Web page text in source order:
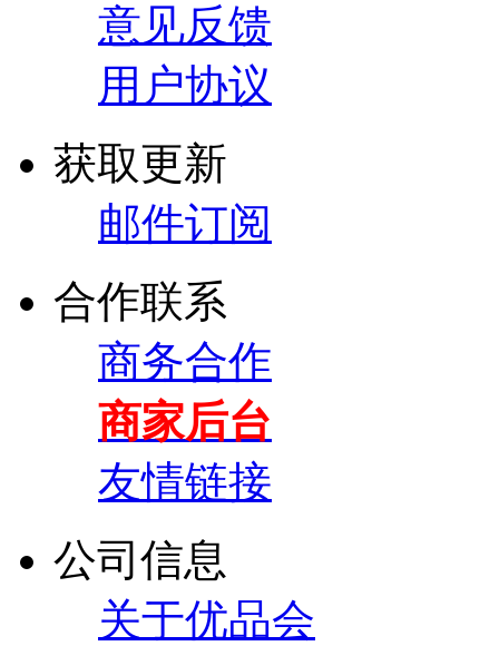
意见反馈
用户协议
获取更新
邮件订阅
合作联系
商务合作
商家后台
友情链接
公司信息
关于优品会